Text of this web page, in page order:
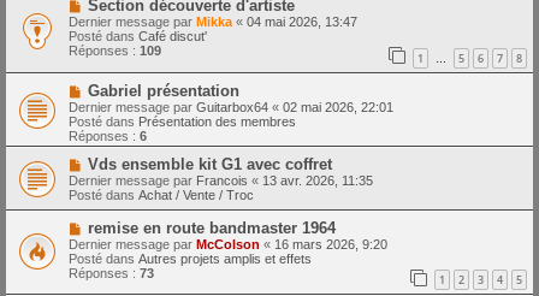
a
g
e
u
m
e
s
s
a
g
e
o
u
v
e
a
u
m
e
s
s
a
g
e
Section découverte d'artiste
Dernier message par Mikka « 04 mai 2026, 13:47
Posté dans Café discut'
Réponses : 109 1 … 5 6 7 8
N
o
u
v
e
a
m
e
s
a
g
e
Gabriel présentation
Dernier message par Guitarbox64 « 02 mai 2026, 22:01
Posté dans Présentation des membres
Réponses : 6
N
o
u
v
a
u
m
e
s
Vds ensemble kit G1 avec coffret
Dernier message par Francois « 13 avr. 2026, 11:35
Posté dans Achat / Vente / Troc
N
o
u
v
e
remise en route bandmaster 1964
Dernier message par McColson « 16 mars 2026, 9:20
Posté dans Autres projets amplis et effets
Réponses : 73 1 2 3 4 5